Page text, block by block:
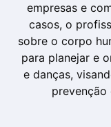
empresas e
casos, o
sobre o corpo
para planejar e
e danças,
prevenção